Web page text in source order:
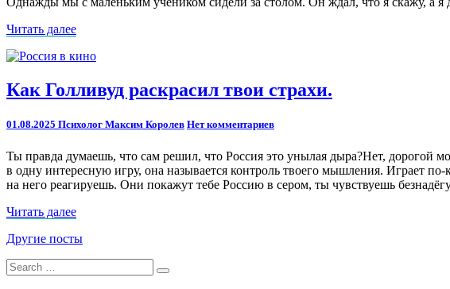
Читать далееЧитать
Как
Голливуд
твои
Как Голливуд раскрасил твои страхи.
01.08.2025 Психолог Максим Королев Comments
Нет комментариев
Ты правда думаешь, что сам решил, что Россия это унылая дыра?Нет, дорогой
в одну интересную игру, она называется контроль твоего мышления. Играет
на него реагируешь. Они покажут тебе Россию в сером, ты чувствуешь
Читать далееЧитать
Навигация
по
Другие посты
Search
for:
Search